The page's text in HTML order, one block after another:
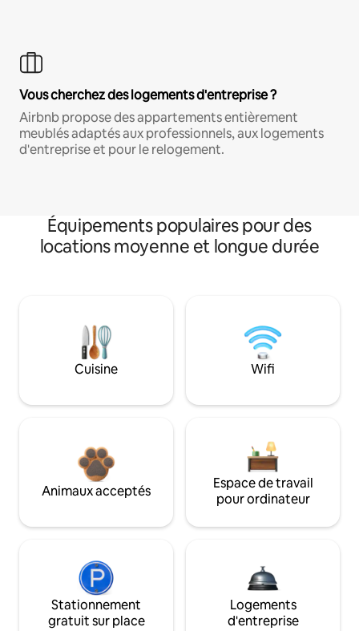
Vous cherchez des logements d'entreprise ?
Airbnb propose des appartements entièrement
meublés adaptés aux professionnels, aux logements
d'entreprise et pour le relogement.
Équipements populaires pour des
locations moyenne et longue durée
Cuisine Wifi
Animaux acceptés
Espace de travail
pour ordinateur
Stationnement
gratuit sur place
Logements
d'entreprise